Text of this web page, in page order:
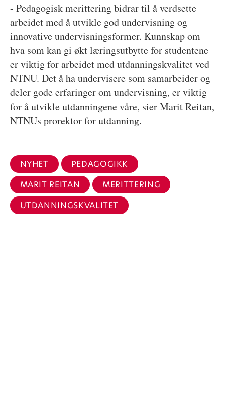
- Pedagogisk merittering bidrar til å verdsette
arbeidet med å utvikle god undervisning og
innovative undervisningsformer. Kunnskap om
hva som kan gi økt læringsutbytte for studentene
er viktig for arbeidet med utdanningskvalitet ved
NTNU. Det å ha undervisere som samarbeider og
deler gode erfaringer om undervisning, er viktig
for å utvikle utdanningene våre, sier Marit Reitan,
NTNUs prorektor for utdanning.
NYHET
PEDAGOGIKK
MARIT REITAN
MERITTERING
UTDANNINGSKVALITET